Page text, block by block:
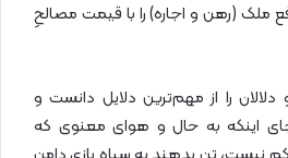
ملک (رهن و اجاره) را با قیمت مصالحِ
را از مهم‌ترین دلایل دانست و
جای اینکه به حال و هوای معنوی که